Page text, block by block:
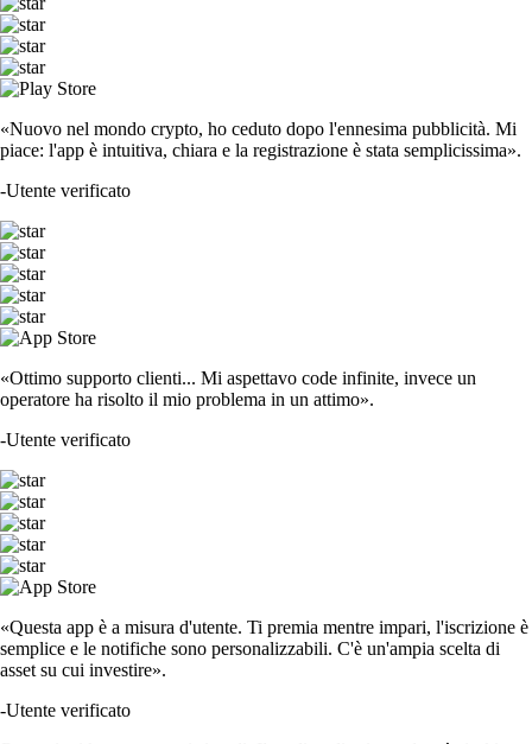
«Nuovo nel mondo crypto, ho ceduto dopo l'ennesima pubblicità. Mi
piace: l'app è intuitiva, chiara e la registrazione è stata semplicissima».
-Utente verificato
«Ottimo supporto clienti... Mi aspettavo code infinite, invece un
operatore ha risolto il mio problema in un attimo».
-Utente verificato
«Questa app è a misura d'utente. Ti premia mentre impari, l'iscrizione è
semplice e le notifiche sono personalizzabili. C'è un'ampia scelta di
asset su cui investire».
-Utente verificato